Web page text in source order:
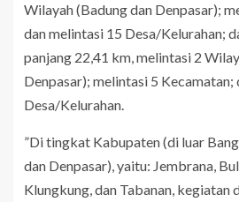
Wilayah (Badung dan Denpasar);
dan melintasi 15 Desa/Kelurahan;
panjang 22,41 km, melintasi 2
Denpasar); melintasi 5 Kecamatan;
Desa/Kelurahan.
”Di tingkat Kabupaten (di luar
dan Denpasar), yaitu: Jembrana,
Klungkung, dan Tabanan, kegiatan